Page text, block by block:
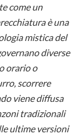
come un
è una
mistica del
diverse
orario o
scorrere
viene diffusa
tradizionali
ultime versioni